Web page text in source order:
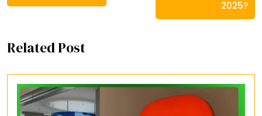
2025?
Related Post